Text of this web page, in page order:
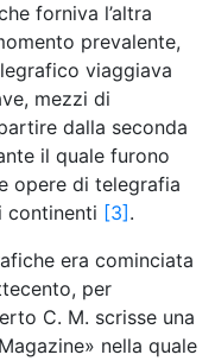
forniva l’altra
prevalente,
viaggiava
mezzi di
dalla seconda
il quale furono
opere di telegrafia
continenti [3] .
era cominciata
per
C. M. scrisse una
nella quale